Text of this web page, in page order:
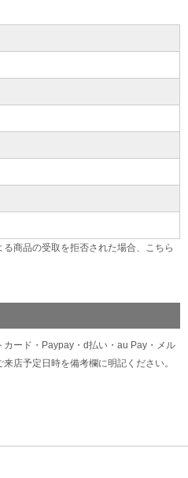
商品の受取を拒否された場合、こちら
ード・Paypay・d払い・au Pay・メル
店予定日時を備考欄に明記ください。